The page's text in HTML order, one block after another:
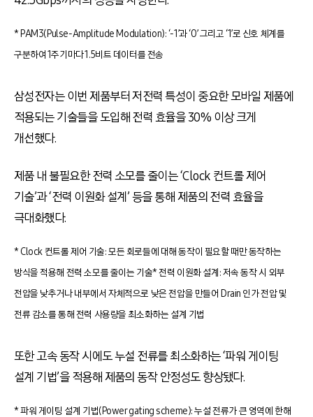
* PAM3(Pulse-Amplitude Modulation): ‘-1’과 ‘0’ 그리고 ‘1’로 신호 체계를
구분하여 1주기마다 1.5비트 데이터를 전송
삼성전자는 이번 제품부터 저전력 특성이 중요한 모바일 제품에
적용되는 기술들을 도입해 전력 효율을 30% 이상 크게
개선했다.
제품 내 불필요한 전력 소모를 줄이는 ‘Clock 컨트롤 제어
기술’과 ‘전력 이원화 설계’ 등을 통해 제품의 전력 효율을
극대화했다.
* Clock 컨트롤 제어 기술: 모든 회로들에 대해 동작이 필요할 때만 동작하는
방식을 적용해 전력 소모를 줄이는 기술* 전력 이원화 설계: 저속 동작 시 외부
전압을 낮추거나 내부에서 자체적으로 낮은 전압을 만들어 Drain 인가 전압 및
전류 감소를 통해 전력 사용량을 최소화하는 설계 기법
또한 고속 동작 시에도 누설 전류를 최소화하는 ‘파워 게이팅
설계 기법’을 적용해 제품의 동작 안정성도 향상됐다.
* 파워 게이팅 설계 기법(Power gating scheme): 누설 전류가 큰 영역에 한해